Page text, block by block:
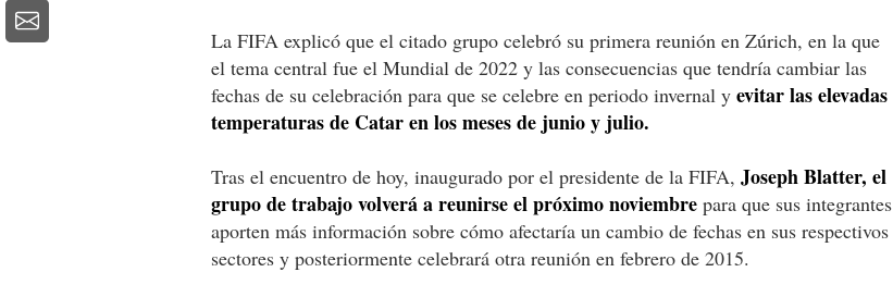
La FIFA explicó que el citado grupo celebró su primera reunión en Zúrich, en la que
el tema central fue el Mundial de 2022 y las consecuencias que tendría cambiar las
fechas de su celebración para que se celebre en periodo invernal y evitar las elevadas
temperaturas de Catar en los meses de junio y julio.
Tras el encuentro de hoy, inaugurado por el presidente de la FIFA, Joseph Blatter, el
grupo de trabajo volverá a reunirse el próximo noviembre para que sus integrantes
aporten más información sobre cómo afectaría un cambio de fechas en sus respectivos
sectores y posteriormente celebrará otra reunión en febrero de 2015.